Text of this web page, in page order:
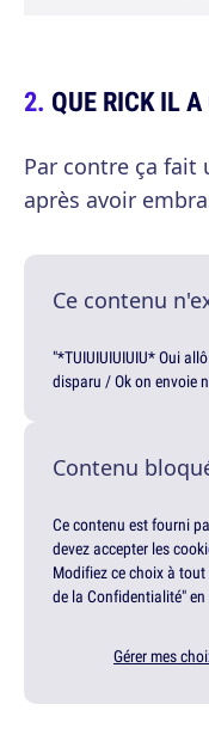
QUE RICK IL
Par contre ça fait
après avoir
Ce contenu
"*TUIUIUIUIUIU* Oui
disparu / Ok on envoie
Contenu
Ce contenu est fourni
devez accepter les
Modifiez ce choix à
de la Confidentialité"
Gérer mes